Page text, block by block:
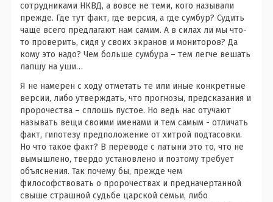
сотрудниками НКВД, а вовсе не теми, кого называли
прежде. Где тут факт, где версия, а где сумбур? Судить
чаще всего предлагают нам самим. А в силах ли мы что-
то проверить, сидя у своих экранов и мониторов? Да
кому это надо? Чем больше сумбура – тем легче вешать
лапшу на уши…
Я не намерен с ходу отметать те или иные конкретные
версии, либо утверждать, что прогнозы, предсказания и
пророчества – сплошь пустое. Но ведь нас отучают
называть вещи своими именами и тем самым - отличать
факт, гипотезу предположение от хитрой подтасовки.
Но что такое факт? В переводе с латыни это то, что не
вымышлено, твердо установлено и поэтому требует
объяснения. Так почему бы, прежде чем
философствовать о пророчествах и предначертанной
свыше страшной судьбе царской семьи, либо